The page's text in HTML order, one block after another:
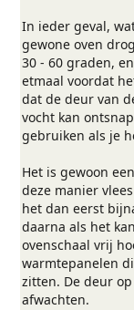
In ieder geval,
gewone oven
30 - 60 graden,
etmaal voordat
dat de deur van
vocht kan
gebruiken als je
Het is gewoon
deze manier
het dan eerst
daarna als het
ovenschaal vrij
warmtepanelen
zitten. De deur
afwachten.